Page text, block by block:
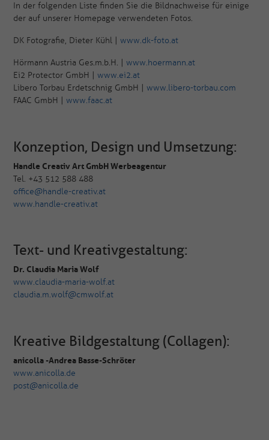
In der folgenden Liste finden Sie die Bildnachweise für einige
der auf unserer Homepage verwendeten Fotos.
DK Fotografie, Dieter Kühl |www.dk-foto.at
Hörmann Austria Ges.m.b.H. |www.hoermann.at
Ei2 Protector GmbH |www.ei2.at
Libero Torbau Erdetschnig GmbH |www.libero-torbau.com
FAAC GmbH |www.faac.at
Konzeption, Design und Umsetzung:
Handle Creativ Art GmbH Werbeagentur
Tel. +43 512 588 488
office@handle-creativ.at
www.handle-creativ.at
Text- und Kreativgestaltung:
Dr. Claudia Maria Wolf
www.claudia-maria-wolf.at
claudia.m.wolf@cmwolf.at
Kreative Bildgestaltung (Collagen):
anicolla - Andrea Basse-Schröter
www.anicolla.de
post@anicolla.de